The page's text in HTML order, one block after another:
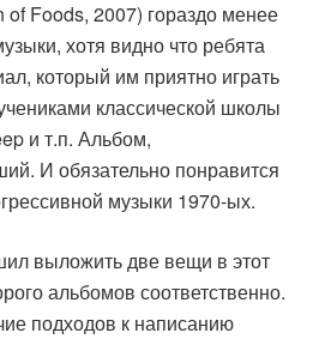
Foods, 2007) гораздо менее
хотя видно что ребята
который им приятно играть
классической школы
и т.п. Альбом,
И обязательно понравится
музыки 1970-ых.
выложить две вещи в этот
альбомов соответственно.
подходов к написанию